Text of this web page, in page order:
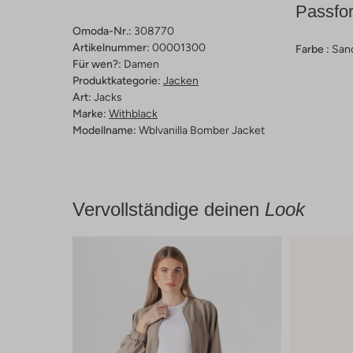
Omoda-Nr.: 308770
Artikelnummer: 00001300
Für wen?: Damen
Produktkategorie: Jacken
Art: Jacks
Marke: Withblack
Modellname: Wblvanilla Bomber Jacket
Farbe :
Vervollständige deinen Look